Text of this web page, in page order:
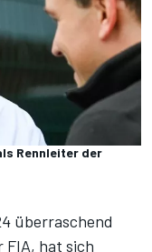
Rennleiter der
überraschend
FIA, hat sich